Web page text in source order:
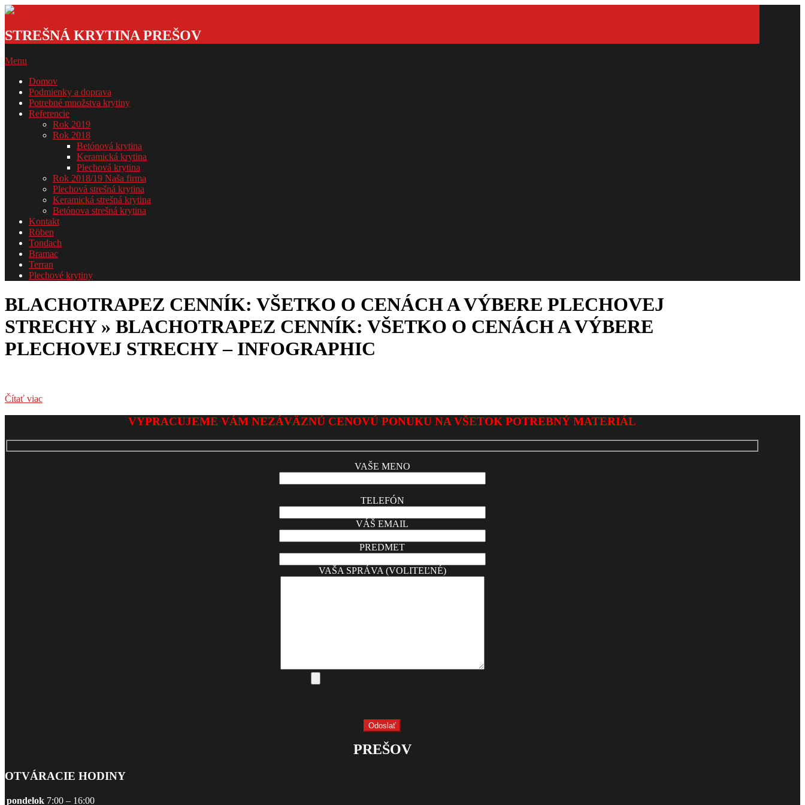
Skip
content
krytina
GSDOM
STREŠNÁ KRYTINA PREŠOV
Primary
Menu
Menu
Domov
Podmienky a doprava
Potrebné množstva krytiny
Referencie
Rok 2019
Rok 2018
Betónová krytina
Keramická krytina
Plechová krytina
Rok 2018/19 Naša firma
Plechová strešná krytina
Keramická strešná krytina
Betónova strešná krytina
Kontakt
Röben
Tondach
Bramac
Terran
Plechové krytiny
BLACHOTRAPEZ CENNÍK: VŠETKO O CENÁCH A VÝBERE PLECHOVEJ
STRECHY » BLACHOTRAPEZ CENNÍK: VŠETKO O CENÁCH A VÝBERE
PLECHOVEJ STRECHY – INFOGRAPHIC
Čítať viac
2026-
03
VYPRACUJEME VÁM NEZÁVÄZNÚ CENOVÚ PONUKU NA VŠETOK POTREBNÝ MATERIÁL
VAŠE MENO
TELEFÓN
VÁŠ EMAIL
PREDMET
VAŠA SPRÁVA (VOLITEĽNÉ)
PREŠOV
OTVÁRACIE HODINY
pondelok 7:00 – 16:00